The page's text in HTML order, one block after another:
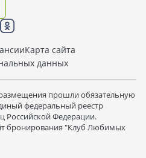
Карта сайта
данных
размещения прошли обязательную
федеральный реестр
Российской Федерации.
бронирования "Клуб Любимых